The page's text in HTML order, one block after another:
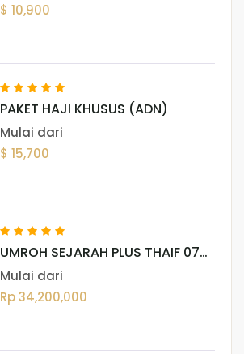
$ 10,900
PAKET HAJI KHUSUS (ADN)
Mulai dari
$ 15,700
UMROH SEJARAH PLUS THAIF 07
JANUARI 2026
Mulai dari
Rp 34,200,000